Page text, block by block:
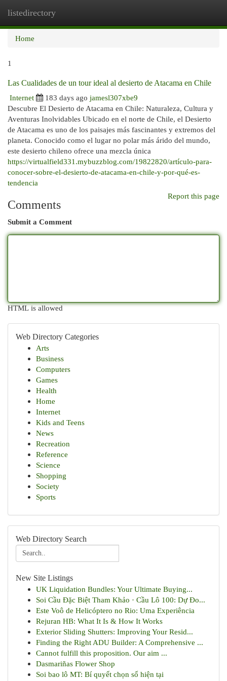
listedirectory
Home
1
Las Cualidades de un tour ideal al desierto de Atacama en Chile
Internet
183 days ago jamesl307xbe9
Descubre El Desierto de Atacama en Chile: Naturaleza, Cultura y
Aventuras Inolvidables Ubicado en el norte de Chile, el Desierto
de Atacama es uno de los paisajes más fascinantes y extremos del
planeta. Conocido como el lugar no polar más árido del mundo,
este desierto chileno ofrece una mezcla única
https://virtualfield331.mybuzzblog.com/19822820/artículo-para-
conocer-sobre-el-desierto-de-atacama-en-chile-y-por-qué-es-
tendencia
Report this page
Comments
Submit a Comment
HTML is allowed
Web Directory Categories
Arts
Business
Computers
Games
Health
Home
Internet
Kids and Teens
News
Recreation
Reference
Science
Shopping
Society
Sports
Web Directory Search
New Site Listings
UK Liquidation Bundles: Your Ultimate Buying...
Soi Cầu Đặc Biệt Tham Khảo · Cầu Lô 100: Dự Đo...
Este Voô de Helicóptero no Rio: Uma Experiência
Rejuran HB: What It Is & How It Works
Exterior Sliding Shutters: Improving Your Resid...
Finding the Right ADU Builder: A Comprehensive ...
Cannot fulfill this proposition. Our aim ...
Dasmariñas Flower Shop
Soi bao lô MT: Bí quyết chọn số hiện tại